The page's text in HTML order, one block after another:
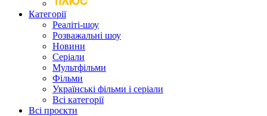
Категорії
Реаліті-шоу
Розважальні шоу
Новини
Серіали
Мультфільми
Фільми
Українські фільми і серіали
Всі категорії
Всі проєкти